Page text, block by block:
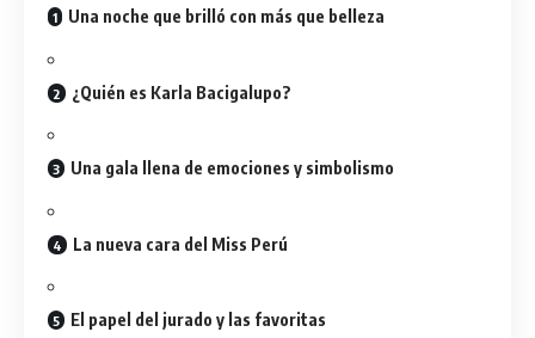
Una noche que brilló con más que belleza
¿Quién es Karla Bacigalupo?
Una gala llena de emociones y simbolismo
La nueva cara del Miss Perú
El papel del jurado y las favoritas